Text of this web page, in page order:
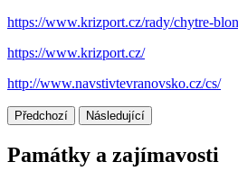
https://www.krizport.cz/rady/chytre-
https://www.krizport.cz/
http://www.navstivtevranovsko.cz/cs/
Předchozí Následující
Památky a zajímavosti